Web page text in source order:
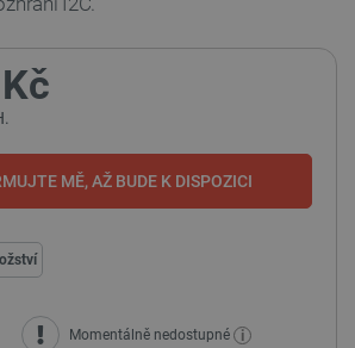
MĚ, AŽ BUDE K DISPOZICI
Momentálně nedostupné i